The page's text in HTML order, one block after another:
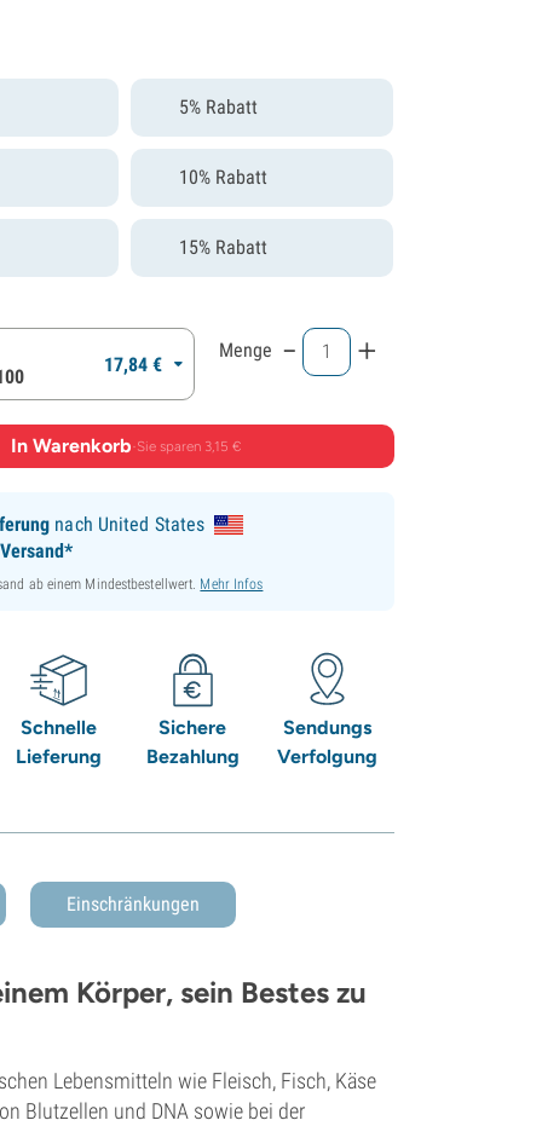
5% Rabatt
10% Rabatt
15% Rabatt
17,84 €
Menge - +
In Warenkorb·Sie sparen 3,15 €
nach United States
ab einem Mindestbestellwert. Mehr Infos
Schnelle
Lieferung
Sichere
Bezahlung
Sendungs
Verfolgung
Einschränkungen
Körper, sein Bestes zu
Lebensmitteln wie Fleisch, Fisch, Käse
Blutzellen und DNA sowie bei der